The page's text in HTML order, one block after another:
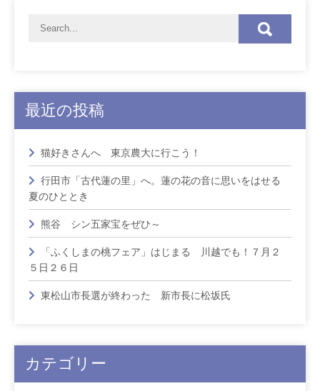
最近の投稿
猫好きさんへ 東京農大に行こう！
行田市「古代蓮の里」へ。蓮の花の音に思いをはせる
夏のひととき
熊谷 シン五家宝をぜひ～
「ふくしまの桃フェア」はじまる 川越でも！７月２
５日２６日
東松山市長選が終わった 新市長に松坂氏
カテゴリー